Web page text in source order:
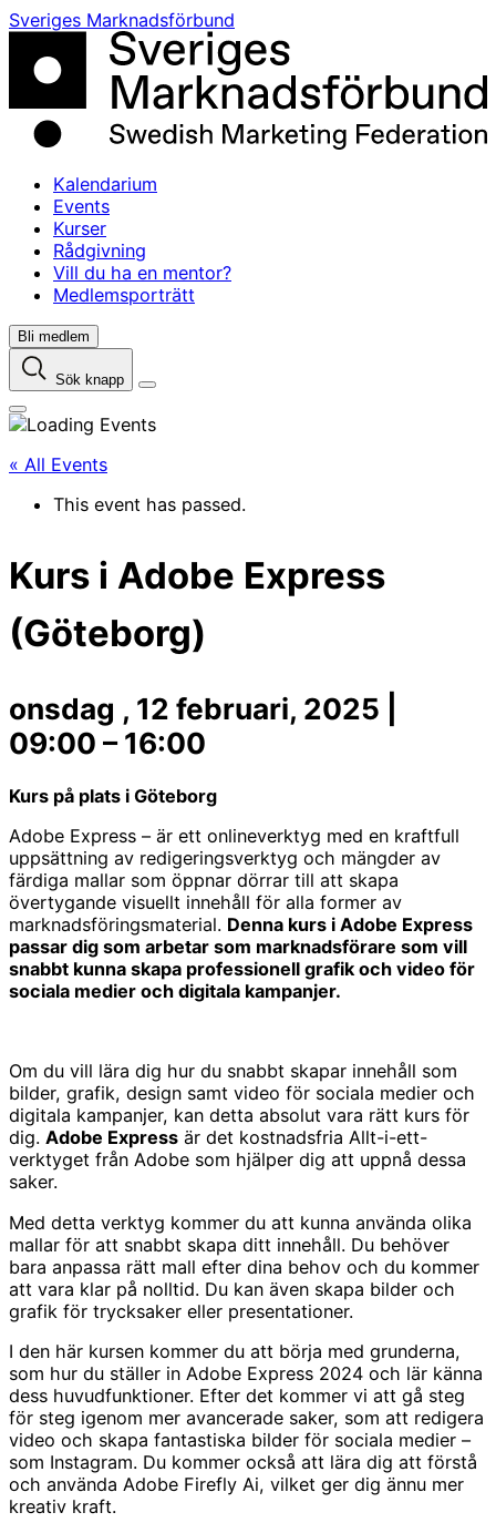
Skip
content
Sveriges Marknadsförbund
Kalendarium
Events
Kurser
Rådgivning
Vill du ha en mentor?
Medlemsporträtt
Bli medlem
Sök knapp
« All Events
This event has passed.
Kurs i Adobe Express
(Göteborg)
onsdag , 12 februari, 2025
09:00 –16:00
Kurs på plats i Göteborg
Adobe Express – är ett onlineverktyg med en kraftfull
uppsättning av redigeringsverktyg och mängder av
färdiga mallar som öppnar dörrar till att skapa
övertygande visuellt innehåll för alla former av
marknadsföringsmaterial. Denna kurs i Adobe Express
passar dig som arbetar som marknadsförare som vill
snabbt kunna skapa professionell grafik och video för
sociala medier och digitala kampanjer.
Om du vill lära dig hur du snabbt skapar innehåll som
bilder, grafik, design samt video för sociala medier och
digitala kampanjer, kan detta absolut vara rätt kurs för
dig. Adobe Express är det kostnadsfria Allt-i-ett-
verktyget från Adobe som hjälper dig att uppnå dessa
saker.
Med detta verktyg kommer du att kunna använda olika
mallar för att snabbt skapa ditt innehåll. Du behöver
bara anpassa rätt mall efter dina behov och du kommer
att vara klar på nolltid. Du kan även skapa bilder och
grafik för trycksaker eller presentationer.
I den här kursen kommer du att börja med grunderna,
som hur du ställer in Adobe Express 2024 och lär känna
dess huvudfunktioner. Efter det kommer vi att gå steg
för steg igenom mer avancerade saker, som att redigera
video och skapa fantastiska bilder för sociala medier –
som Instagram. Du kommer också att lära dig att förstå
och använda Adobe Firefly Ai, vilket ger dig ännu mer
kreativ kraft.